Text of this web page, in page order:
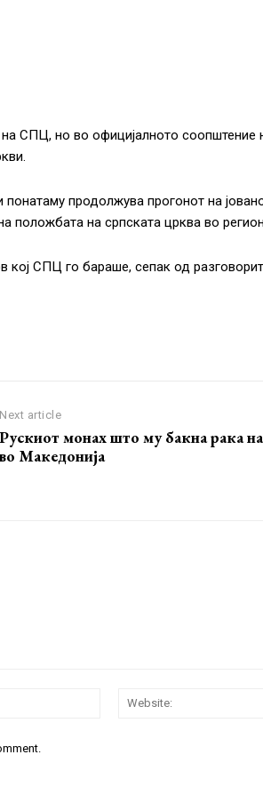
СПЦ, но во официјалното соопштение
продолжува прогонот на
положбата на српската црква во
кој СПЦ го бараше, сепак од
Next article
Рускиот монах што му бакна рака
во Македонија
Email:*